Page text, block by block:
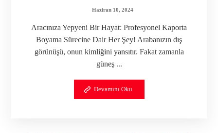
Haziran 10, 2024
Aracınıza Yepyeni Bir Hayat: Profesyonel Kaporta
Boyama Sürecine Dair Her Şey! Arabanızın dış
görünüşü, onun kimliğini yansıtır. Fakat zamanla
güneş ...
Devamını Oku